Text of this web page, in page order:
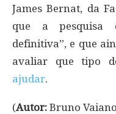
James Bernat, da
que a pesquisa
definitiva”, e que
avaliar que tipo
ajudar.
(Autor: Bruno